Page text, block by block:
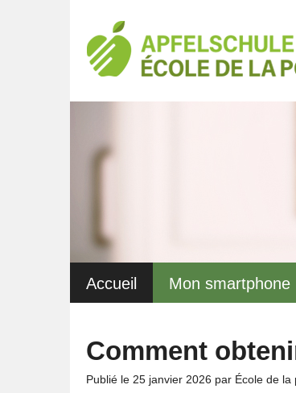
Accueil Mon smartphone
Comment
Publié le 25 janvier 2026 par École de la